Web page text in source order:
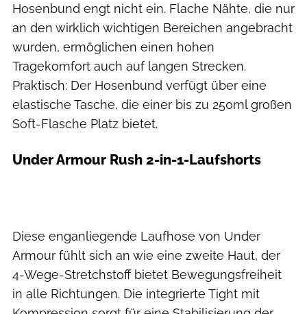
Hosenbund engt nicht ein. Flache Nähte, die nur
an den wirklich wichtigen Bereichen angebracht
wurden, ermöglichen einen hohen
Tragekomfort auch auf langen Strecken.
Praktisch: Der Hosenbund verfügt über eine
elastische Tasche, die einer bis zu 250ml großen
Soft-Flasche Platz bietet.
Under Armour Rush 2-in-1-Laufshorts
Diese enganliegende Laufhose von Under
Armour fühlt sich an wie eine zweite Haut, der
4-Wege-Stretchstoff bietet Bewegungsfreiheit
in alle Richtungen. Die integrierte Tight mit